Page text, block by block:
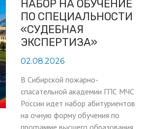
НАБОР НА ОБУЧЕНИЕ
ПО СПЕЦИАЛЬНОСТИ
«СУДЕБНАЯ
ЭКСПЕРТИЗА»
02.08.2026
В Сибирской пожарно-
спасательной академии ГПС МЧС
России идет набор абитуриентов
на очную форму обучения по
программе высшего образования